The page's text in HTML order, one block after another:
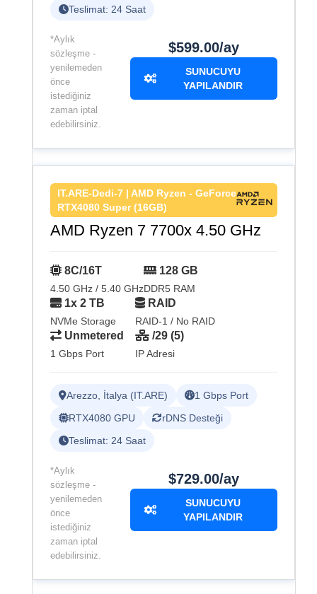
Teslimat: 24 Saat
*Aylık
sözleşme -
yenilemeden
önce
istediğiniz
zaman iptal
edebilirsiniz.
$599.00/ay
SUNUCUYU
YAPILANDIR
IT.ARE-Dedi-7 | AMD Ryzen - GeForce
RTX4080 Super (16GB)
AMD Ryzen 7 7700x 4.50 GHz
8C/16T
4.50 GHz / 5.40 GHz
128 GB
DDR5 RAM
1x 2 TB
NVMe Storage
RAID
RAID-1 / No RAID
Unmetered
1 Gbps Port
/29 (5)
IP Adresi
Arezzo, İtalya (IT.ARE)
1 Gbps Port
RTX4080 GPU
rDNS Desteği
Teslimat: 24 Saat
*Aylık
sözleşme -
yenilemeden
önce
istediğiniz
zaman iptal
edebilirsiniz.
$729.00/ay
SUNUCUYU
YAPILANDIR